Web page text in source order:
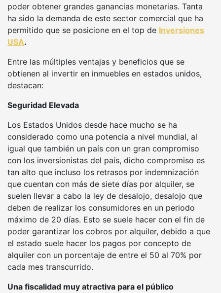
poder obtener grandes ganancias monetarias. Tanta
ha sido la demanda de este sector comercial que ha
permitido que se posicione en el top de Inversiones
USA.
Entre las múltiples ventajas y beneficios que se
obtienen al invertir en inmuebles en estados unidos,
destacan:
Seguridad Elevada
Los Estados Unidos desde hace mucho se ha
considerado como una potencia a nivel mundial, al
igual que también un país con un gran compromiso
con los inversionistas del país, dicho compromiso es
tan alto que incluso los retrasos por indemnización
que cuentan con más de siete días por alquiler, se
suelen llevar a cabo la ley de desalojo, desalojo que
deben de realizar los consumidores en un periodo
máximo de 20 días. Esto se suele hacer con el fin de
poder garantizar los cobros por alquiler, debido a que
el estado suele hacer los pagos por concepto de
alquiler con un porcentaje de entre el 50 al 70% por
cada mes transcurrido.
Una fiscalidad muy atractiva para el público